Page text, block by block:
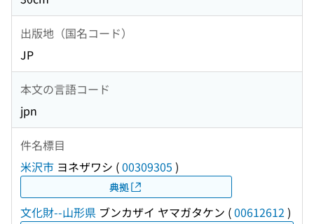
出版地（国名コード）
JP
本文の言語コード
jpn
件名標目
米沢市 ヨネザワシ (00309305 )
典拠
文化財--山形県 ブンカザイ ヤマガタケン (00612612 )